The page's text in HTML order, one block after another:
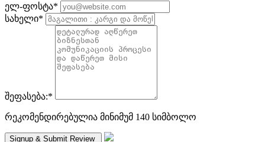
ელ-ფოსტა*
სახელი*
შეფასება:*
რეკომენდირებულია მინიმუმ 140 სიმბოლო